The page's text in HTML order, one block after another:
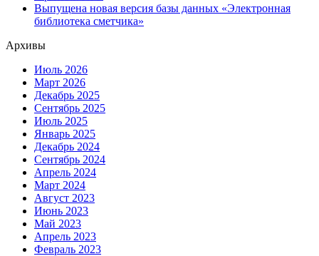
Выпущена новая версия базы данных «Электронная
библиотека сметчика»
Архивы
Июль 2026
Март 2026
Декабрь 2025
Сентябрь 2025
Июль 2025
Январь 2025
Декабрь 2024
Сентябрь 2024
Апрель 2024
Март 2024
Август 2023
Июнь 2023
Май 2023
Апрель 2023
Февраль 2023